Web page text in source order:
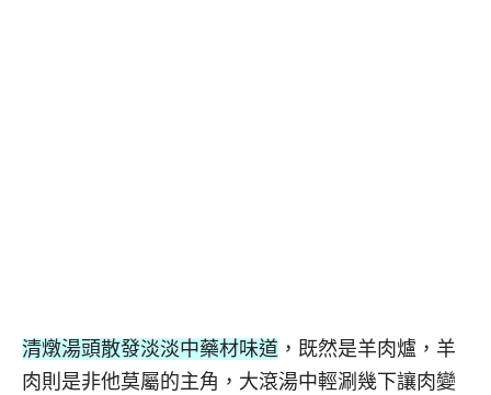
清燉湯頭散發淡淡中藥材味道 ，既然是羊肉爐，羊
肉則是非他莫屬的主角，大滾湯中輕涮幾下讓肉變